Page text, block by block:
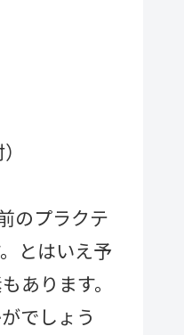
のプラクテ
とはいえ予
あります。
でしょう